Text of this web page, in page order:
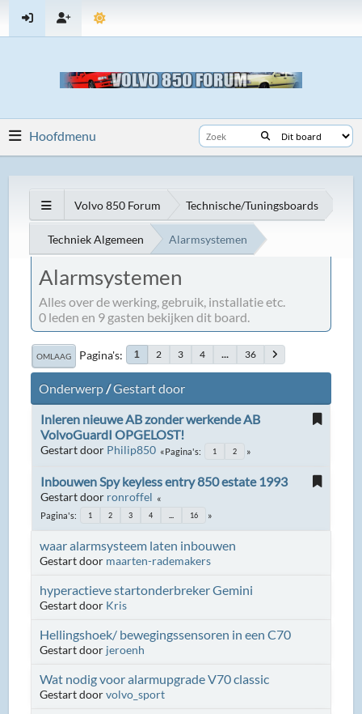
Hoofdmenu
Volvo 850 Forum Technische/Tuningsboards
Techniek Algemeen Alarmsystemen
Alarmsystemen
Alles over de werking, gebruik, installatie etc.
0 leden en 9 gasten bekijken dit board.
OMLAAG Pagina's 1 2 3 4 ... 36
Onderwerp/Gestart door
Inleren nieuwe AB zonder werkende AB
VolvoGuardI OPGELOST!
Gestart door Philip850 Pagina's 1 2
Inbouwen Spy keyless entry 850 estate 1993
Gestart door ronroffel
Pagina's 1 2 3 4 16
waar alarmsysteem laten inbouwen
Gestart door maarten-rademakers
hyperactieve startonderbreker Gemini
Gestart door Kris
Hellingshoek/ bewegingssensoren in een C70
Gestart door jeroenh
Wat nodig voor alarmupgrade V70 classic
Gestart doorvolvo_sport